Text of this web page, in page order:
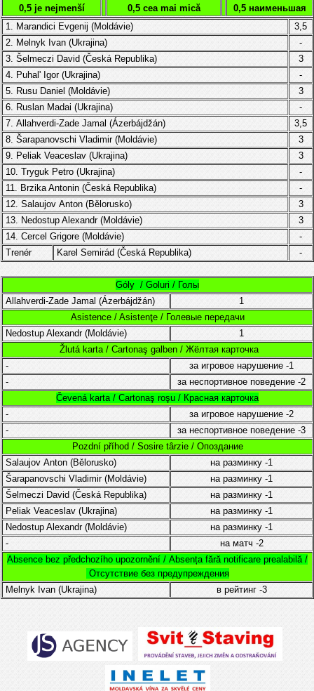
0,5 je nejmenší
0,5 cea mai mică
0,5 наименьшая
1. Marandici Evgenij (Moldávie)
3,5
2. Melnyk Ivan (Ukrajina)
-
3. Šelmeczi David (Česká Republika)
3
4. Puhal' Igor (Ukrajina)
-
5. Rusu Daniel (Moldávie)
3
6. Ruslan Madai (Ukrajina)
-
7. Allahverdi-Zade Jamal (Ázerbájdžán)
3,5
8. Šarapanovschi Vladimir (Moldávie)
3
9. Peliak Veaceslav (Ukrajina)
3
10. Tryguk Petro (Ukrajina)
-
11. Brzika Antonin (Česká Republika)
-
12. Salaujov Anton (Bělorusko)
3
13. Nedostup Alexandr (Moldávie)
3
14. Cercel Grigore (Moldávie)
-
Trenér
Karel Semirád (Česká Republika) -
Góly / Goluri / Голы
Allahverdi-Zade Jamal (Ázerbájdžán)
1
Asistence / Asistenţe / Голевые передачи
Nedostup Alexandr (Moldávie)
1
Žlutá karta / Cartonaş galben / Жёлтая карточка
-
за игровое нарушение -1
-
за неспортивное поведение -2
Čevená karta / Cartonaş roşu / Красная карточка
-
за игровое нарушение -2
-
за неспортивное поведение -3
Pozdní příhod / Sosire târzie / Опоздание
Salaujov Anton (Bělorusko)
на разминку -1
Šarapanovschi Vladimir (Moldávie) на разминку -1
Šelmeczi David (Česká Republika) на разминку -1
Peliak Veaceslav (Ukrajina) на разминку -1
Nedostup Alexandr (Moldávie) на разминку -1
-
на матч -2
Absence bez předchozího upozornění / Absența fără notificare prealabilă /
Отсутствие без предупреждения
Melnyk Ivan (Ukrajina) в рейтинг -3